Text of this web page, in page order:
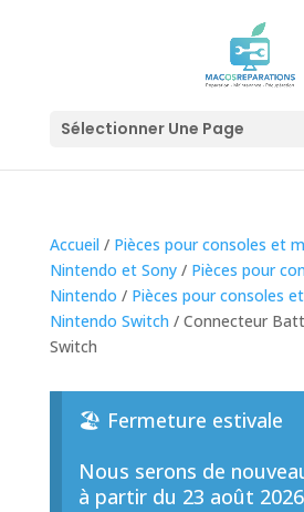
Sélectionner Une Page
Accueil / Pièces pour consoles et
Nintendo et Sony/ Pièces pour
Nintendo / Pièces pour consoles
Nintendo Switch / Connecteur
Switch
🏖️ Fermeture estivale
Nous serons de
à partir du 23 août